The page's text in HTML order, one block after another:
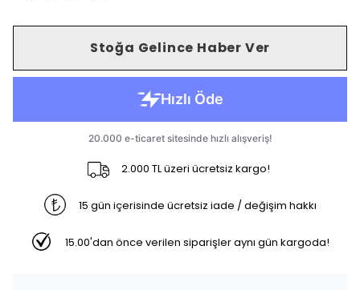
Stoğa Gelince Haber Ver
2.000 TL üzeri ücretsiz kargo!
15 gün içerisinde ücretsiz iade / değişim hakkı
15.00'dan önce verilen siparişler aynı gün kargoda!